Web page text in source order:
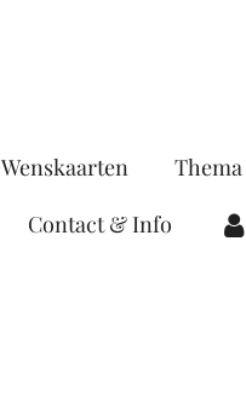
Wenskaarten
Thema
Contact & Info